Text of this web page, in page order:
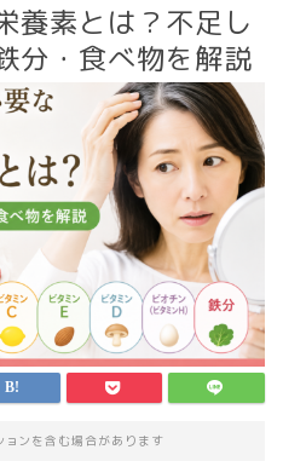
養素とは？不足し
分・食べ物を解説
ンを含む場合があります